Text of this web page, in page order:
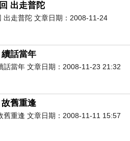
出走普陀
出走普陀 文章日期：2008-11-24
話當年
話當年 文章日期：2008-11-23 21:32
舊重逢
舊重逢 文章日期：2008-11-11 15:57